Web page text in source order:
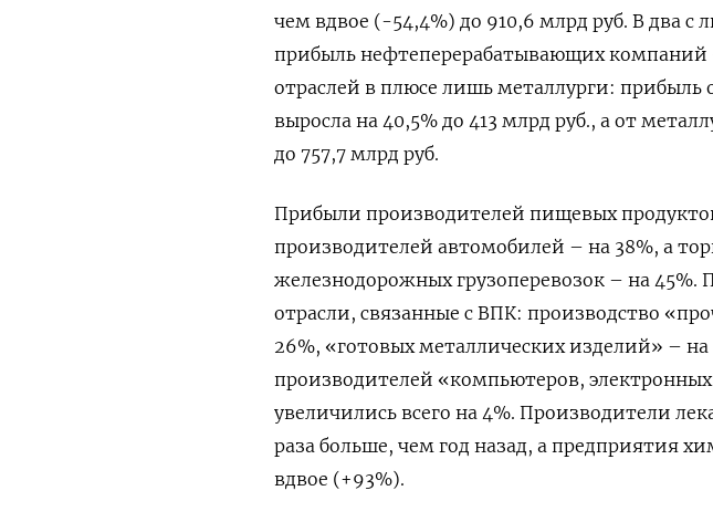
чем вдвое (-54,4%) до 910,6 млрд руб. В два с
прибыль нефтеперерабатывающих компаний
отраслей в плюсе лишь металлурги: прибыль
выросла на 40,5% до 413 млрд руб., а от
до 757,7 млрд руб.
Прибыли производителей пищевых
производителей автомобилей – на 38%, а
железнодорожных грузоперевозок – на
отрасли, связанные с ВПК: производство
26%, «готовых металлических изделий» –
производителей «компьютеров,
увеличились всего на 4%. Производители
раза больше, чем год назад, а предприятия
вдвое (+93%).